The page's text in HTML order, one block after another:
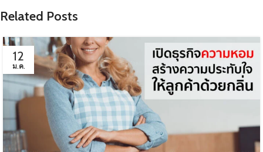
Related Posts
12
ม.ค.